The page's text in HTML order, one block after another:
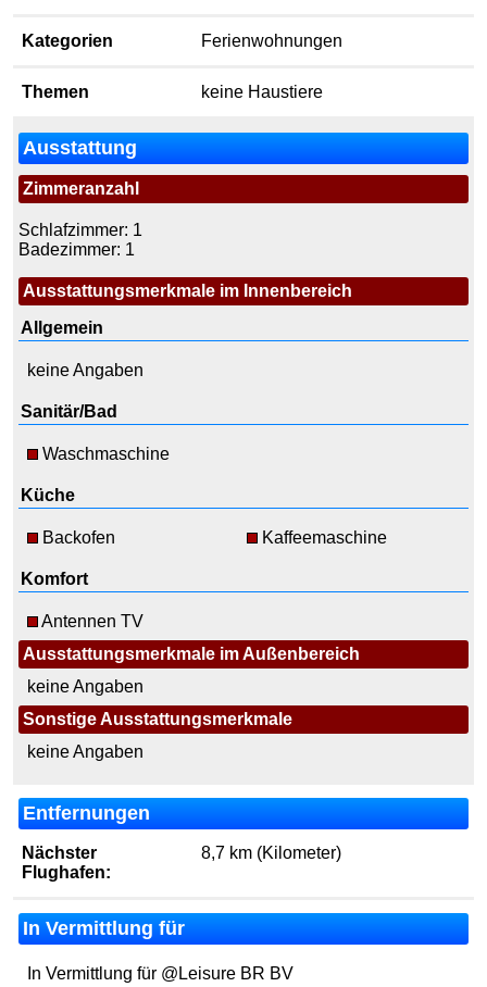
Kategorien Ferienwohnungen
Themen keine Haustiere
Ausstattung
Zimmeranzahl
Schlafzimmer: 1
Badezimmer: 1
Ausstattungsmerkmale im Innenbereich
Allgemein
keine Angaben
Sanitär/Bad
Waschmaschine
Küche
Backofen Kaffeemaschine
Komfort
Antennen TV
Ausstattungsmerkmale im Außenbereich
keine Angaben
Sonstige Ausstattungsmerkmale
keine Angaben
Entfernungen
Nächster
Flughafen:
8,7 km (Kilometer)
In Vermittlung für
In Vermittlung für @Leisure BR BV